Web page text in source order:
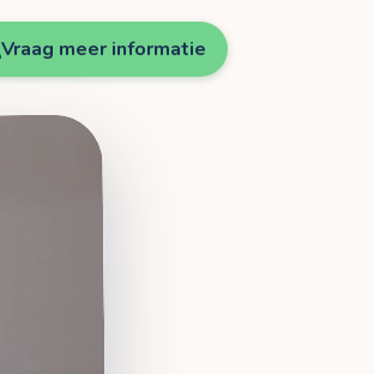
Vraag meer informatie